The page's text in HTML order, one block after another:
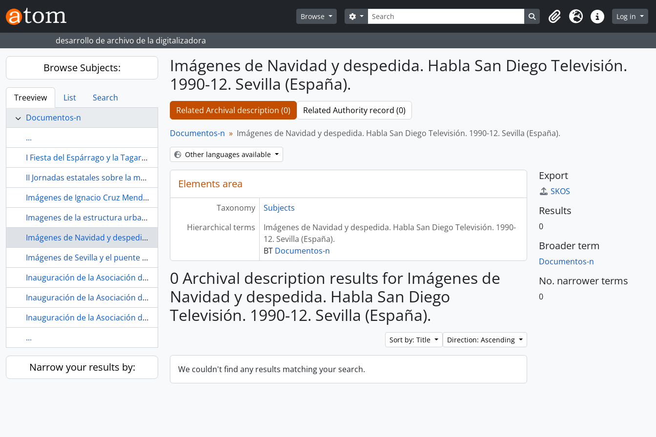
Skip to main content
Browse
Search
Search options Search in browse page
ClipboardLanguageQuick linksLog in
desarrollo de archivo de la digitalizadora
Browse Subjects:
Treeview List
Search
Documentos-n
...
I Fiesta del Espárrago y la Tagarnina. 1998. Morón de la Frontera (Sevilla, España)
II Jornadas estatales sobre la mujer. 1979. Granada (España).
Imágenes de Ignacio Cruz Mendoza, uno de los primeros vecinos del barrio. Hacia 1978. La Bachillera (barrio, Sevilla, España, ca.1948-)
Imagenes de la estructura urbanistica del barrio. 2001. La Bachillera (barrio, Sevilla, Espana, ca.1948-)
Imágenes de Navidad y despedida. Habla San Diego Televisión. 1990-12. Sevilla (España).
Imágenes de Sevilla y el puente de San Juan. San Juan de Aznalfarache (Sevilla, España)
Inauguración de la Asociación de Vecinos Estrella Andaluza. 1979. Sevilla (España) 01.
Inauguración de la Asociación de Vecinos Estrella Andaluza. 1979. Sevilla (España) 02.
Inauguración de la Asociación de Vecinos Estrella Andaluza. 1979. Sevilla (España) 03.
...
Narrow your results by:
Imágenes de Navidad y despedida. Habla San Diego Televisión.
1990-12. Sevilla (España).
Related Archival description (0) Related Authority record (0)
Documentos-n Imágenes de Navidad y despedida. Habla San Diego Televisión. 1990-12. Sevilla (España).
Other languages available
Elements area
Taxonomy
Subjects
Hierarchical terms
Imágenes de Navidad y despedida. Habla San Diego Televisión. 1990-
12. Sevilla (España).
BT Documentos-n
0 Archival description results for Imágenes de
Navidad y despedida. Habla San Diego
Televisión. 1990-12. Sevilla (España).
Sort by: Title Direction: Ascending
We couldn't find any results matching your search.
Export
SKOS
Results
0
Broader term
Documentos-n
No. narrower terms
0